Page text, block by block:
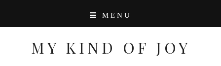
MENU
MY KIND OF JOY